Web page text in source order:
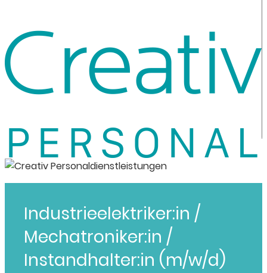
Industrieelektriker:in /
Mechatroniker:in /
Instandhalter:in (m/w/d)